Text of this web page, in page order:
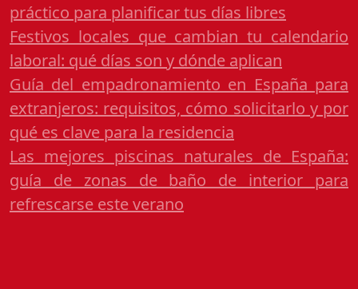
práctico para planificar tus días libres
Festivos locales que cambian tu calendario
laboral: qué días son y dónde aplican
Guía del empadronamiento en España para
extranjeros: requisitos, cómo solicitarlo y por
qué es clave para la residencia
Las mejores piscinas naturales de España:
guía de zonas de baño de interior para
refrescarse este verano